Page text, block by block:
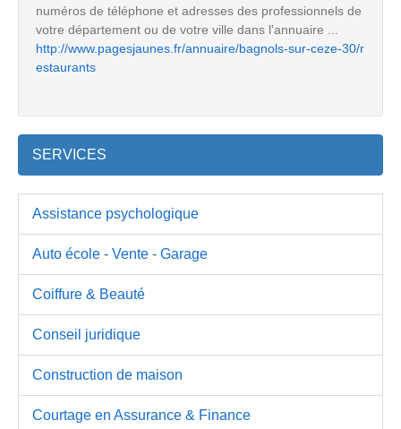
numéros de téléphone et adresses des professionnels de
votre département ou de votre ville dans l'annuaire ...
http://www.pagesjaunes.fr/annuaire/bagnols-sur-ceze-30/r
estaurants
SERVICES
Assistance psychologique
Auto école - Vente - Garage
Coiffure & Beauté
Conseil juridique
Construction de maison
Courtage en Assurance & Finance